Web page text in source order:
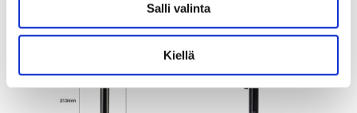
Salli valinta
Kiellä
Ale!